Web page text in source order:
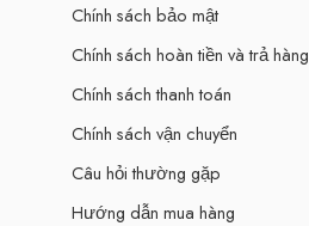
Chính sách bảo mật
Chính sách hoàn tiền và trả hàng
Chính sách thanh toán
Chính sách vận chuyển
Câu hỏi thường gặp
Hướng dẫn mua hàng